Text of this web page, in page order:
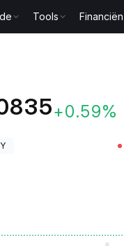
Tools Financiën
+0.59%